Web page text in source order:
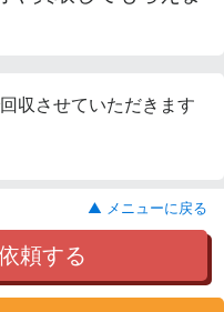
収させていただきます
▲ メニューに戻る
頼する